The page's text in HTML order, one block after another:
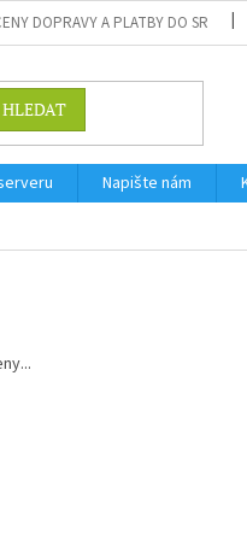
DOPRAVY A PLATBY DO SR
HLEDAT
Napište nám